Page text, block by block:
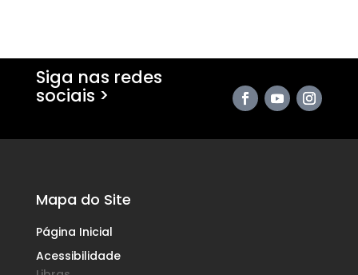
Siga nas redes
sociais >
Mapa do Site
Página Inicial
Acessibilidade